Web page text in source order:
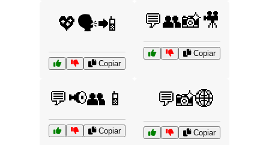
💖🗣️📲
Copiar
💬👥📸🎥
Copiar
💬📢👥📱
Copiar
💬📸🌐
Copiar